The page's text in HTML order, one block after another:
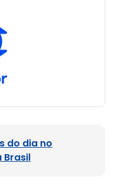
do dia no
Brasil